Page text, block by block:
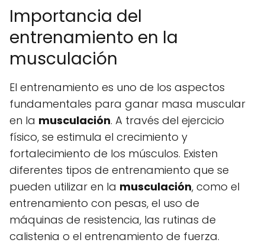
Importancia del
entrenamiento en la
musculación
El entrenamiento es uno de los aspectos
fundamentales para ganar masa muscular
en la musculación. A través del ejercicio
físico, se estimula el crecimiento y
fortalecimiento de los músculos. Existen
diferentes tipos de entrenamiento que se
pueden utilizar en la musculación, como el
entrenamiento con pesas, el uso de
máquinas de resistencia, las rutinas de
calistenia o el entrenamiento de fuerza.